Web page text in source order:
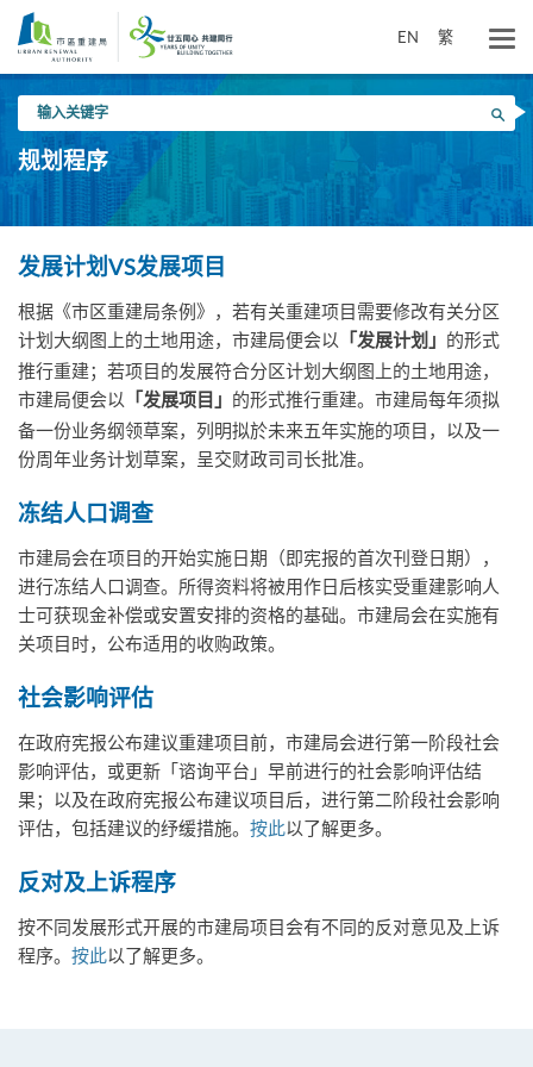
要
EN 繁
入
关
键
搜寻
规划程序
发展计划VS发展项目
根据《市区重建局条例》，若有关重建项目需要修改有关分区
计划大纲图上的土地用途，市建局便会以 「发展计划」 的形式
推行重建；若项目的发展符合分区计划大纲图上的土地用途，
市建局便会以 「发展项目」 的形式推行重建。市建局每年须拟
备一份业务纲领草案，列明拟於未来五年实施的项目，以及一
份周年业务计划草案，呈交财政司司长批准。
冻结人口调查
市建局会在项目的开始实施日期（即宪报的首次刊登日期），
进行冻结人口调查。所得资料将被用作日后核实受重建影响人
士可获现金补偿或安置安排的资格的基础。市建局会在实施有
关项目时，公布适用的收购政策。
社会影响评估
在政府宪报公布建议重建项目前，市建局会进行第一阶段社会
影响评估，或更新「谘询平台」早前进行的社会影响评估结
果；以及在政府宪报公布建议项目后，进行第二阶段社会影响
评估，包括建议的纾缓措施。 按此以了解更多。
反对及上诉程序
按不同发展形式开展的市建局项目会有不同的反对意见及上诉
程序。 按此以了解更多。